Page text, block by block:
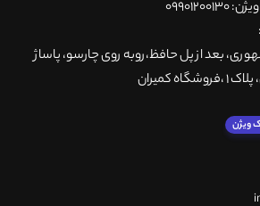
بعد از پل حافظ،روبه روی چارسو، پاساژ
کمیران
ویژن